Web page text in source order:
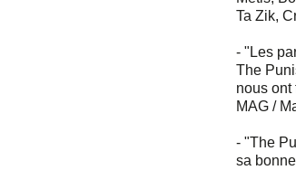
Ta Zik,
- "Les
The
nous ont
MAG /
- "The
sa